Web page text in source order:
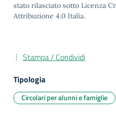
stato rilasciato sotto Licenza
Attribuzione 4.0 Italia.
Stampa / Condividi
Tipologia
Circolari per alunni e famiglie